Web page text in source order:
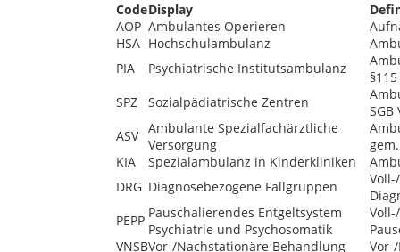
CodeDisplay
AOP Ambulantes Operieren
HSA Hochschulambulanz
PIA
Psychiatrische Institutsambulanz
§115
SPZ
Sozialpädiatrische Zentren
SGB
ASV Ambulante Spezialfachärztliche
Versorgung
KIA
Spezialambulanz in Kinderkliniken
DRG Diagnosebezogene Fallgruppen
PEPP Pauschalierendes Entgeltsystem
Psychiatrie und Psychosomatik
VNSBVor-/Nachstationäre Behandlung